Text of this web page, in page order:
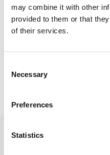
may combine it with other
provided to them or that
of their services.
Selection
Necessary
Preferences
Statistics
Kalendrar & almanackor
Kalendrar & almanackor
Kalendrar &
Lägsta pris senaste 30